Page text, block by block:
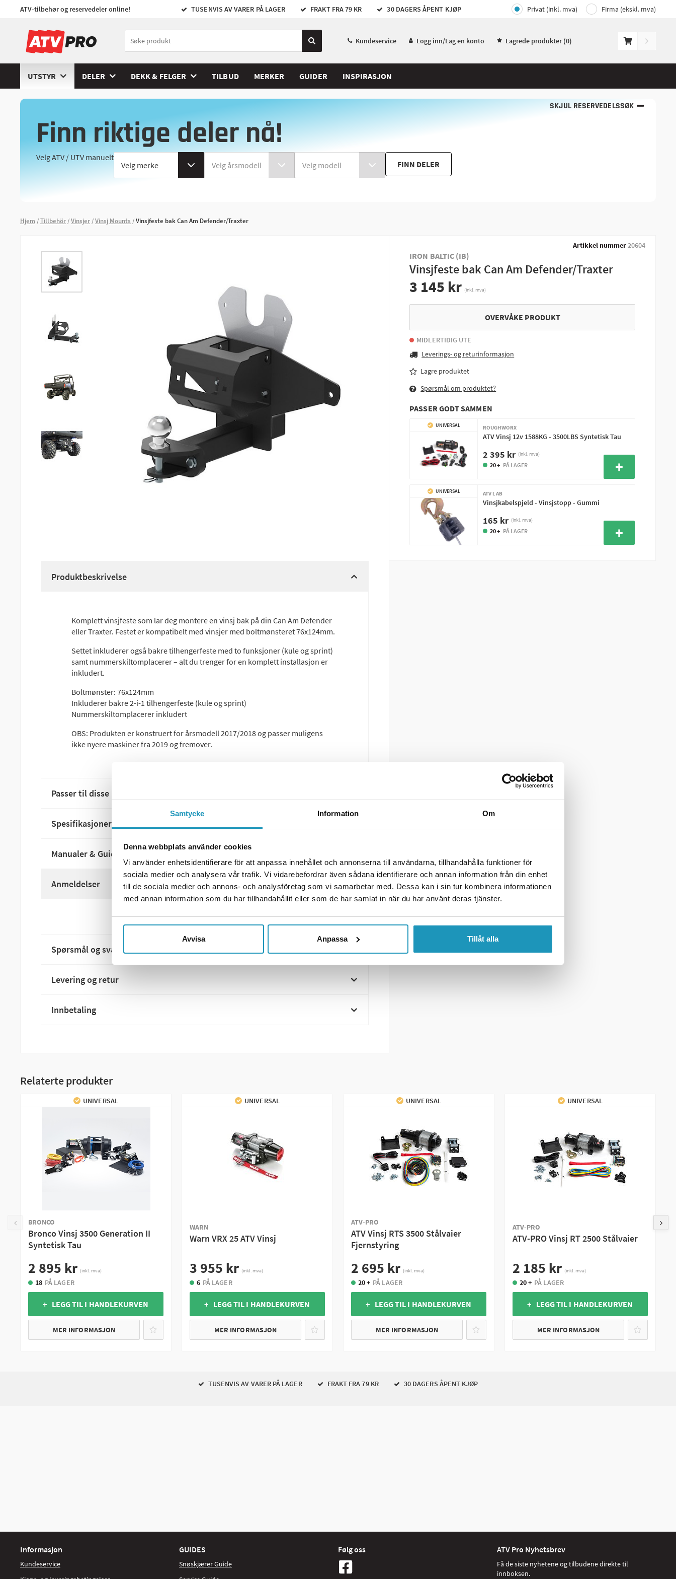
Samtycke Information Om
Denna webbplats använder cookies
Vi använder enhetsidentifierare för att anpassa innehållet och annonserna till användarna, tillhandahålla funktioner för
sociala medier och analysera vår trafik. Vi vidarebefordrar även sådana identifierare och annan information från din enhet
till de sociala medier och annons- och analysföretag som vi samarbetar med. Dessa kan i sin tur kombinera informationen
med annan information som du har tillhandahållit eller som de har samlat in när du har använt deras tjänster.
Avvisa Anpassa Tillåt alla
ATV-tilbehør og reservedeler online! TUSENVIS AV VARER PÅ LAGER FRAKT FRA 79 KR 30 DAGERS ÅPENT KJØP Privat (inkl. mva) Firma (ekskl. mva)
Kundeservice Logg inn/Lag en konto Lagrede produkter (0)
UTSTYR DELER DEKK & FELGER TILBUD MERKER GUIDER INSPIRASJON
SKJUL RESERVEDELSSØK
Finn riktige deler nå!
Velg ATV / UTV manuelt
FINN DELER
Hjem Tillbehör Vinsjer Vinsj Mounts Vinsjfeste bak Can Am Defender/Traxter
Artikkel nummer20604
IRON BALTIC (IB)
Vinsjfeste bak Can Am Defender/Traxter
3 145 kr (inkl. mva)
OVERVÅKE PRODUKT
MIDLERTIDIG UTE
Leverings- og returinformasjon
Lagre produktet
Spørsmål om produktet?
PASSER GODT SAMMEN
UNIVERSAL ROUGHWORX
ATV Vinsj 12v 1588KG - 3500LBS Syntetisk Tau
2 395 kr (inkl. mva)
20 + PÅ LAGER
UNIVERSAL ATV LAB
Vinsjkabelspjeld - Vinsjstopp - Gummi
165 kr (inkl. mva)
20 + PÅ LAGER
Produktbeskrivelse
Komplett vinsjfeste som lar deg montere en vinsj bak på din Can Am Defender
eller Traxter. Festet er kompatibelt med vinsjer med boltmønsteret 76x124mm.
Settet inkluderer også bakre tilhengerfeste med to funksjoner (kule og sprint)
samt nummerskiltomplacerer – alt du trenger for en komplett installasjon er
inkludert.
Boltmønster: 76x124mm
Inkluderer bakre 2-i-1 tilhengerfeste (kule og sprint)
Nummerskiltomplacerer inkludert
OBS: Produkten er konstruert for årsmodell 2017/2018 og passer muligens
ikke nyere maskiner fra 2019 og fremover.
Passer til disse modellene
Spesifikasjoner
Manualer & Guider
Anmeldelser
Spørsmål og svar
Levering og retur
Innbetaling
Relaterte produkter
UNIVERSAL
BRONCO
Bronco Vinsj 3500 Generation II
Syntetisk Tau
2 895 kr (inkl. mva)
18 PÅ LAGER
+ LEGG TIL I HANDLEKURVEN
MER INFORMASJON
UNIVERSAL
WARN
Warn VRX 25 ATV Vinsj
3 955 kr (inkl. mva)
6 PÅ LAGER
+ LEGG TIL I HANDLEKURVEN
MER INFORMASJON
UNIVERSAL
ATV-PRO
ATV Vinsj RTS 3500 Stålvaier
Fjernstyring
2 695 kr (inkl. mva)
20 + PÅ LAGER
+ LEGG TIL I HANDLEKURVEN
MER INFORMASJON
UNIVERSAL
ATV-PRO
ATV-PRO Vinsj RT 2500 Stålvaier
2 185 kr (inkl. mva)
20 + PÅ LAGER
+ LEGG TIL I HANDLEKURVEN
MER INFORMASJON
TUSENVIS AV VARER PÅ LAGER FRAKT FRA 79 KR 30 DAGERS ÅPENT KJØP
Informasjon
Kundeservice
GUIDES
Snøskjærer Guide
Følg oss ATV Pro Nyhetsbrev
Få de siste nyhetene og tilbudene direkte til
innboksen.